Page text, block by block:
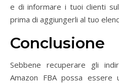
e di informare i tuoi clienti
prima di aggiungerli al tuo
Conclusione
Sebbene recuperare gli
Amazon FBA possa essere